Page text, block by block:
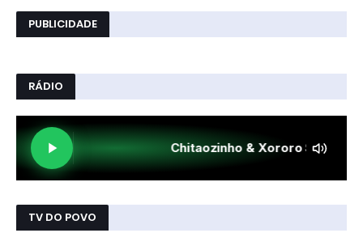
PUBLICIDADE
RÁDIO
TV DO POVO